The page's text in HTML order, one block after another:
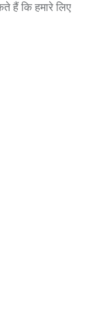
हैं कि हमारे लिए